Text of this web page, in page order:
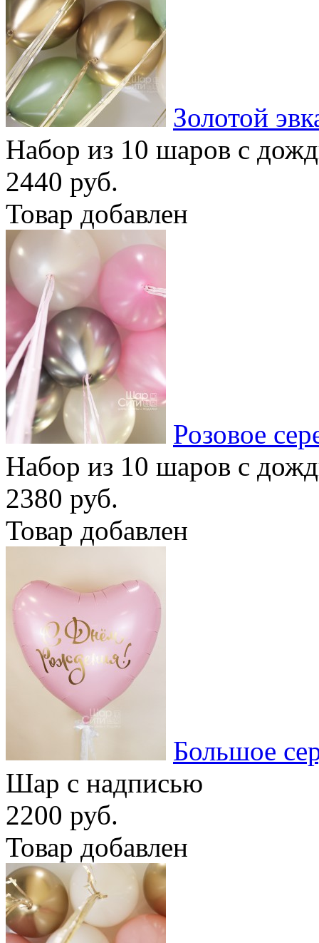
Золотой
Набор из 10 шаров с
2440 руб.
Товар добавлен
Розовое
Набор из 10 шаров с
2380 руб.
Товар добавлен
Большое
Шар с надписью
2200 руб.
Товар добавлен